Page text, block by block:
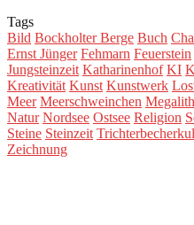
Tags
Bild Bockholter Berge Buch
Ernst Jünger Fehmarn Feuerstein
Jungsteinzeit Katharinenhof KI
Kreativität Kunst Kunstwerk
Meer Meerschweinchen
Natur Nordsee Ostsee Religion
Steine Steinzeit
Zeichnung